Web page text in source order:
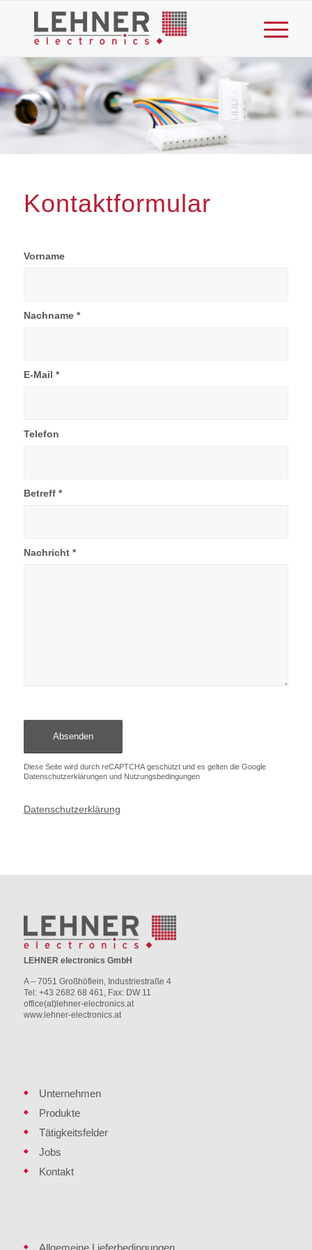
Kontaktformular
Vorname
Nachname *
E-Mail *
Telefon
Betreff *
Nachricht *
Diese Seite wird durch reCAPTCHA geschützt und es gelten die Google
Datenschutzerklärungenund Nutzungsbedingungen
Datenschutzerklärung
LEHNER electronics GmbH
A – 7051 Großhöflein, Industriestraße 4
Tel: +43 2682 68 461, Fax: DW 11
office(at)lehner-electronics.at
www.lehner-electronics.at
Unternehmen
Produkte
Tätigkeitsfelder
Jobs
Kontakt
Allgemeine Lieferbedingungen